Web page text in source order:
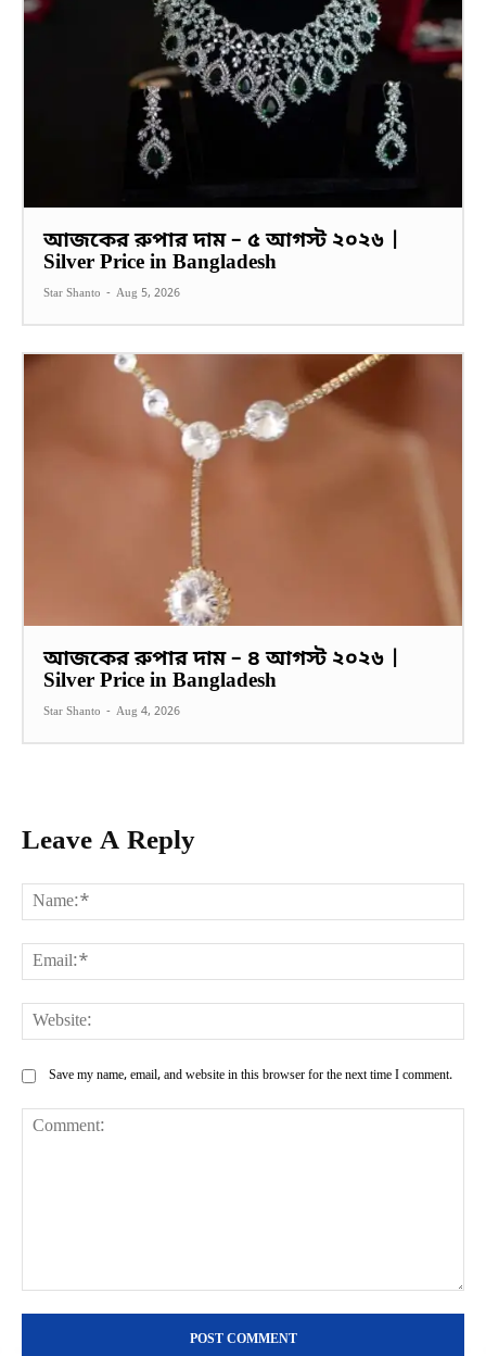
আজকের রুপার দাম – ৫ আগস্ট ২০২৬ |
Silver Price in Bangladesh
Star Shanto - Aug 5, 2026
আজকের রুপার দাম – ৪ আগস্ট ২০২৬ |
Silver Price in Bangladesh
Star Shanto - Aug 4, 2026
Leave A Reply
Save my name, email, and website in this browser for the next time I comment.